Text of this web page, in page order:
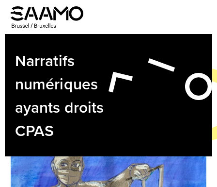
Skip
content
Open
mobile
Close
mobile
Narratifs
numériques
ayants droits
CPAS